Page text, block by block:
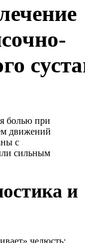
болью при
движений
с
сильным
и